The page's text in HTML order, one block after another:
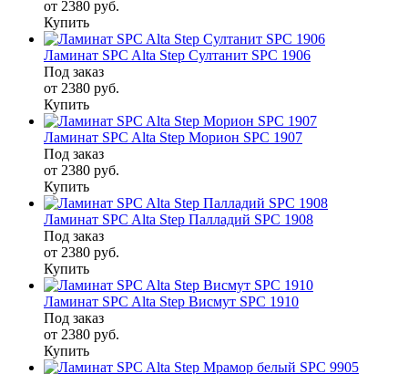
от 2380 руб.
Купить
Ламинат SPC Alta Step Султанит SPC 1906
Под заказ
от 2380 руб.
Купить
Ламинат SPC Alta Step Морион SPC 1907
Под заказ
от 2380 руб.
Купить
Ламинат SPC Alta Step Палладий SPC 1908
Под заказ
от 2380 руб.
Купить
Ламинат SPC Alta Step Висмут SPC 1910
Под заказ
от 2380 руб.
Купить